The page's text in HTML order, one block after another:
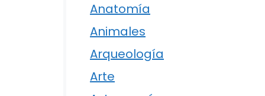
Anatomía
Animales
Arqueología
Arte